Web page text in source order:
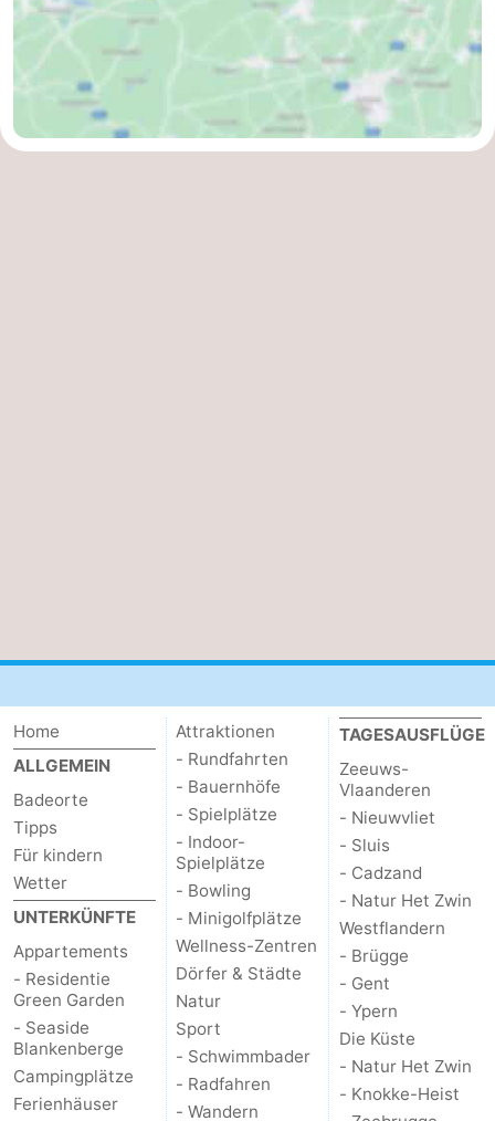
Home
ALLGEMEIN
Badeorte
Tipps
Für kindern
Wetter
UNTERKÜNFTE
Appartements
- Residentie
Green Garden
- Seaside
Blankenberge
Campingplätze
Ferienhäuser
Attraktionen
- Rundfahrten
- Bauernhöfe
- Spielplätze
- Indoor-
Spielplätze
- Bowling
- Minigolfplätze
Wellness-Zentren
Dörfer & Städte
Natur
Sport
- Schwimmbader
- Radfahren
- Wandern
TAGESAUSFLÜGE
Zeeuws-
Vlaanderen
- Nieuwvliet
- Sluis
- Cadzand
- Natur Het Zwin
Westflandern
- Brügge
- Gent
- Ypern
Die Küste
- Natur Het Zwin
- Knokke-Heist